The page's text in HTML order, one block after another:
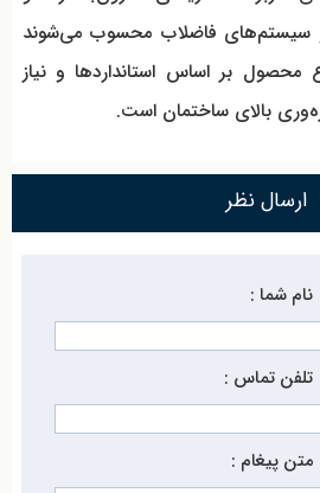
سیستم‌های فاضلاب محسوب می‌شوند
بر اساس استانداردها و نیاز
بالای ساختمان است.
ارسال نظر
نام شما :
تلفن تماس :
متن پیغام :